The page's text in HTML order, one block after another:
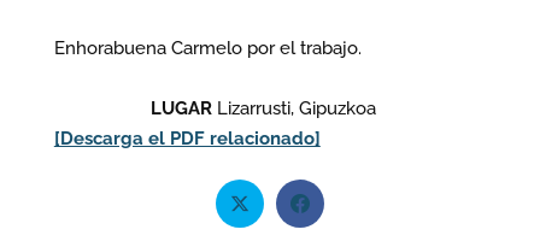
Enhorabuena Carmelo por el trabajo.
LUGAR Lizarrusti, Gipuzkoa
[Descarga el PDF relacionado]